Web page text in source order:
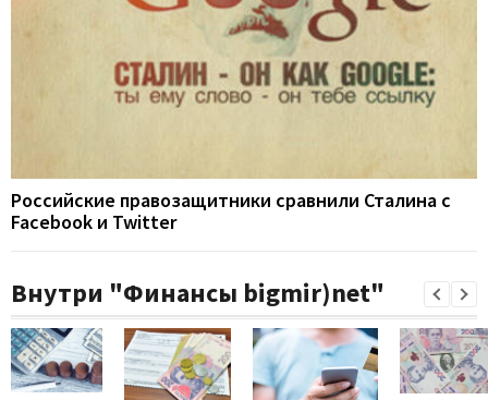
Российские правозащитники сравнили Сталина с
Facebook и Twitter
Внутри "Финансы bigmir)net"